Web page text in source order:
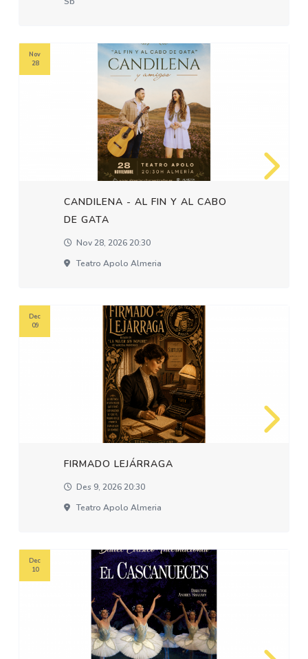
CANDILENA - AL FIN Y AL CABO
DE GATA
Nov 28, 2026 20:30
Teatro Apolo Almeria
Nov
28
FIRMADO LEJÁRRAGA
Des 9, 2026 20:30
Teatro Apolo Almeria
Dec
09
Dec
10